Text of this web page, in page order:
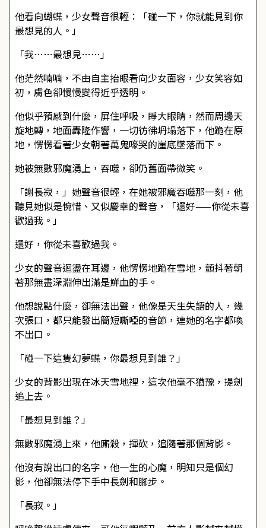
他看向蝴蝶，少女聲音很輕：「碰一下，你就能見到你
最想見的人。」
「我……最想見……」
他茫然喃喃，不由自主抬眼看向少女面容，少女笑容如
初，膚色卻慢慢變得近乎透明。
他似乎預感到什麼，屏住呼吸，睜大眼睛，然而周邊天
旋地轉，地面轟隆作響，一切彷彿坍塌落下，他跪在原
地，愣愣看著少女朝著萬鬼嚎哭的崖底墜落而下。
她被無數邪魔湧上，吞噬，卻仍舊面帶微笑。
「謝長寂，」她聲音很輕，在她被邪魔吞噬那一刻，他
聽見她似是惋惜、又似慶幸的聲音，「還好——你從未喜
歡過我。」
還好，你從未喜歡過我。
少女的聲音迴盪在耳邊，他愣愣地跪在雪地，顫抖著朝
著那無盡深淵伸出滿是鮮血的手。
他想說點什麼，卻無法出聲，他像是天生失語的人，幾
次張口，都只能發出簡短嘶啞的音節，連她的名字都喚
不出口。
「碰一下這隻幻夢蝶，你最想見到誰？」
少女的背影出現在冰天雪地裡，這次他毫不猶豫，提劍
追上去。
「最想見到誰？」
無數邪魔湧上來，他廝殺，揮砍，追隨著那個背影。
他沒有說出口的名字，他一生的心魔，明知只是個幻
影，他卻無法停下手中長劍和腳步。
「長寂。」